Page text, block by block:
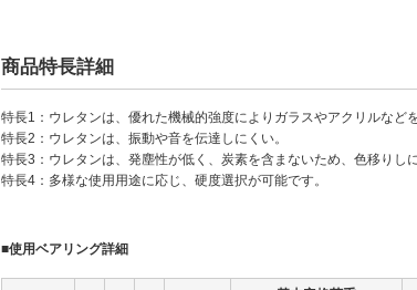
商品特長詳細
特長1：ウレタンは、優れた機械的強度によりガラスやアクリルなど
特長2：ウレタンは、振動や音を伝達しにくい。
特長3：ウレタンは、発塵性が低く、炭素を含まないため、色移り
特長4：多様な使用用途に応じ、硬度選択が可能です。
■使用ベアリング詳細